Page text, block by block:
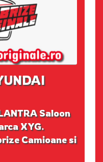
Saloon
XYG.
Camioane si